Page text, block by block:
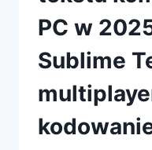
PC w
Sublime